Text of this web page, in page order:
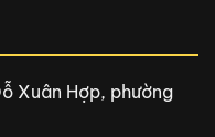
Xuân Hợp, phường